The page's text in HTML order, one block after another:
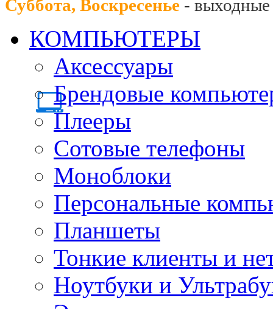
Суббота, Воскресенье - выходные
КОМПЬЮТЕРЫ
Аксессуары
Брендовые
Плееры
Сотовые телефоны
Моноблоки
Персональные
Планшеты
Тонкие клиенты и
Ноутбуки и